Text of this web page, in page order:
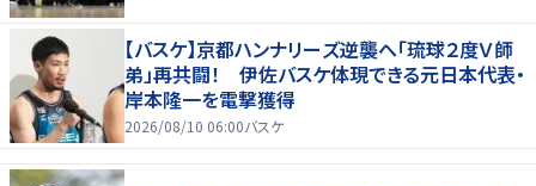
【バスケ】京都ハンナリーズ逆襲へ「琉球２度Ｖ師
弟」再共闘！ 伊佐バスケ体現できる元日本代表・
岸本隆一を電撃獲得
2026/08/10 06:00バスケ